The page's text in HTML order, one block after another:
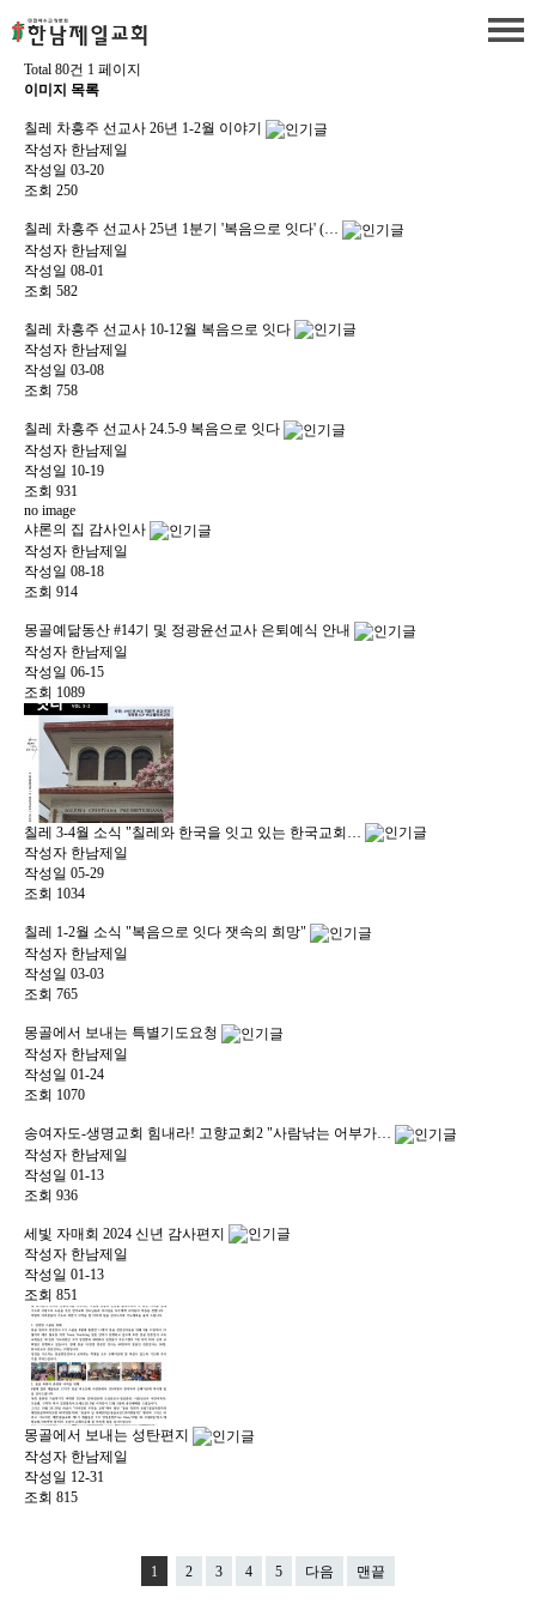
Total 80건 1 페이지
이미지 목록
칠레 차흥주 선교사 26년 1-2월 이야기
작성자 한남제일
작성일 03-20
조회 250
칠레 차흥주 선교사 25년 1분기 '복음으로 잇다' (…
작성자 한남제일
작성일 08-01
조회 582
칠레 차흥주 선교사 10-12월 복음으로 잇다
작성자 한남제일
작성일 03-08
조회 758
칠레 차흥주 선교사 24.5-9 복음으로 잇다
작성자 한남제일
작성일 10-19
조회 931
no image
샤론의 집 감사인사
작성자 한남제일
작성일 08-18
조회 914
몽골예닮동산 #14기 및 정광윤선교사 은퇴예식 안내
작성자 한남제일
작성일 06-15
조회 1089
칠레 3-4월 소식 "칠레와 한국을 잇고 있는 한국교회…
작성자 한남제일
작성일 05-29
조회 1034
칠레 1-2월 소식 "복음으로 잇다 잿속의 희망"
작성자 한남제일
작성일 03-03
조회 765
몽골에서 보내는 특별기도요청
작성자 한남제일
작성일 01-24
조회 1070
송여자도-생명교회 힘내라! 고향교회2 "사람낚는 어부가…
작성자 한남제일
작성일 01-13
조회 936
세빛 자매회 2024 신년 감사편지
작성자 한남제일
작성일 01-13
조회 851
몽골에서 보내는 성탄편지
작성자 한남제일
작성일 12-31
조회 815
1 2 3 4 5 다음 맨끝